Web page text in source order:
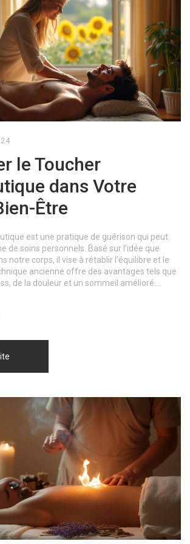
le Toucher
dans Votre
Être
est une pratique de guérison qui peut
de soins personnels. Basé sur l'idée que
notre corps, il vise à rétablir l'équilibre et le
ancienne offre des avantages tels que
de la douleur et un sommeil amélioré.